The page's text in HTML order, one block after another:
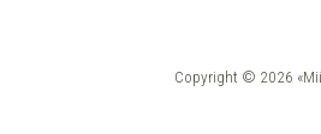
Copyright © 2026